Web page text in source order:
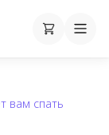
Корзина
Cart
вам спать